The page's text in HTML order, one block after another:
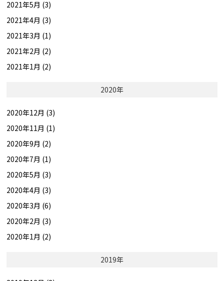
2021年5月 (3)
2021年4月 (3)
2021年3月 (1)
2021年2月 (2)
2021年1月 (2)
2020年
2020年12月 (3)
2020年11月 (1)
2020年9月 (2)
2020年7月 (1)
2020年5月 (3)
2020年4月 (3)
2020年3月 (6)
2020年2月 (3)
2020年1月 (2)
2019年